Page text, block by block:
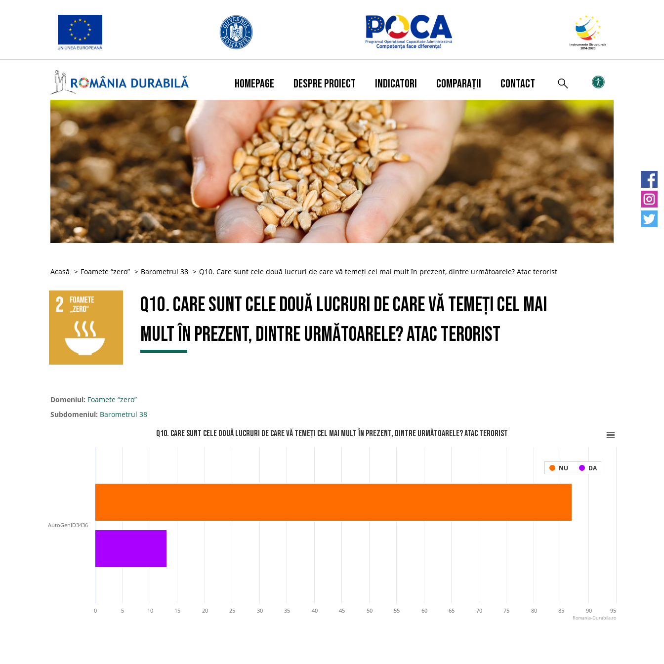
HOMEPAGE DESPRE PROIECT INDICATORI COMPARAȚII CONTACT
Acasă Foamete “zero” Barometrul 38 Q10. Care sunt cele două lucruri de care vă temeți cel mai mult în prezent, dintre următoarele? Atac terorist
Q10. Care sunt cele două lucruri de care vă temeți cel mai
mult în prezent, dintre următoarele? Atac terorist
Domeniul: Foamete “zero”
Subdomeniul: Barometrul 38
Q10. Care sunt cele două lucruri de care vă temeți cel mai mult în prezent, dintre următoarele? Atac terorist
NU DA
AutoGenID3436
0 5 10 15 20 25 30 35 40 45 50 55 60 65 70 75 80 85 90 95
Romania-Durabila.ro